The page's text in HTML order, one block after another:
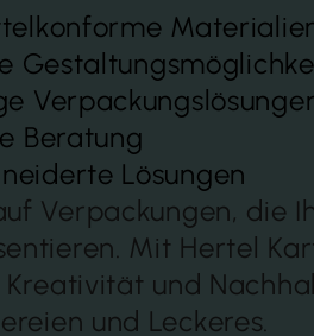
Beratung
Lösungen
Verpackungen, die
Mit Hertel
und
und Leckeres.